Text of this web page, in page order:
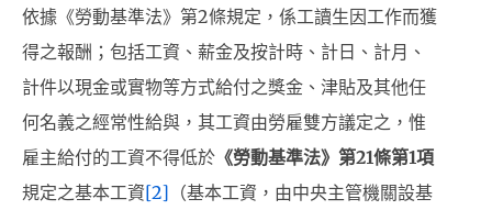
依據《勞動基準法》第2條規定，係工讀生因工作而獲
得之報酬；包括工資、薪金及按計時、計日、計月、
計件以現金或實物等方式給付之獎金、津貼及其他任
何名義之經常性給與，其工資由勞雇雙方議定之，惟
雇主給付的工資不得低於 《勞動基準法》第21條第1項
規定之基本工資[2] （基本工資，由中央主管機關設基